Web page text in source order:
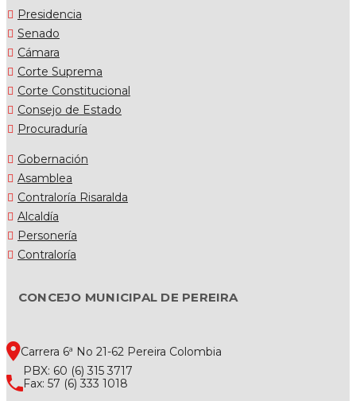
Presidencia
Senado
Cámara
Corte Suprema
Corte Constitucional
Consejo de Estado
Procuraduría
Gobernación
Asamblea
Contraloría Risaralda
Alcaldía
Personería
Contraloría
CONCEJO MUNICIPAL DE PEREIRA
Carrera 6ª No 21-62 Pereira Colombia
PBX: 60 (6) 315 3717
Fax: 57 (6) 333 1018